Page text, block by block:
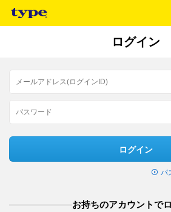
ログイン
ログイン
パ
お持ちのアカウントで